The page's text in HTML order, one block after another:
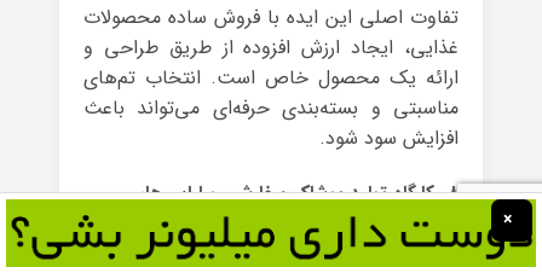
تفاوت اصلی این ایده با فروش ساده محصولات
غذایی، ایجاد ارزش افزوده از طریق طراحی و
ارائه یک محصول خاص است. انتخاب تم‌های
مناسبتی و بسته‌بندی حرفه‌ای می‌تواند باعث
افزایش سود شود.
۸- کارگاه تولید پوشاک سفارشی و لباس‌های
خاص
بازار پوشاک همیشه یکی از حوزه‌های فعال
×